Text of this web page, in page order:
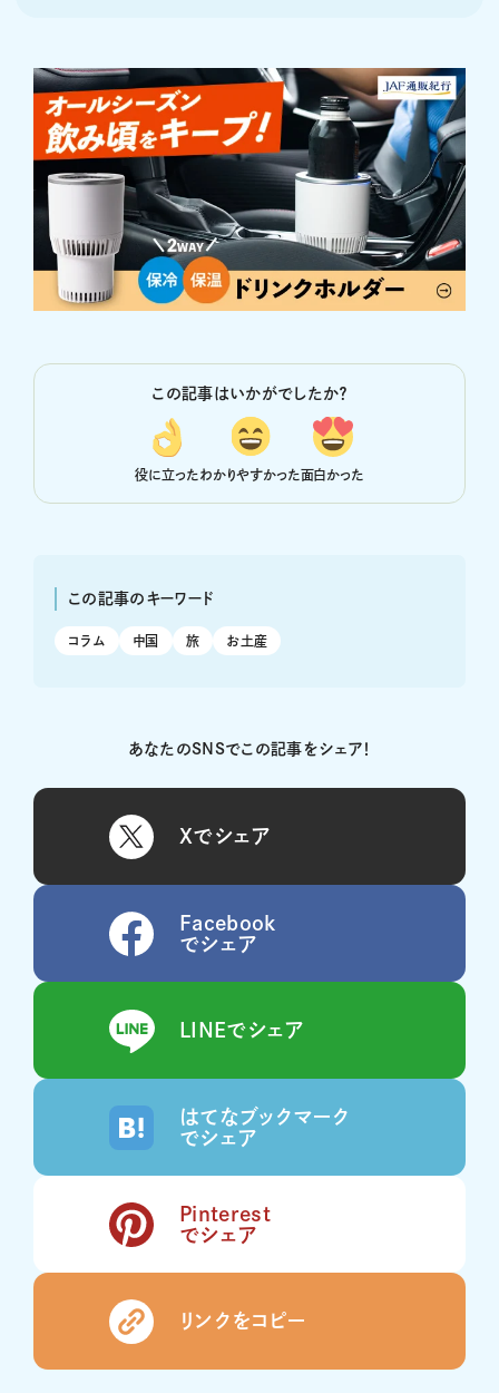
この記事はいかがでしたか？
役に立ったわかりやすかった面白かった
この記事のキーワード
コラム 中国 旅 お土産
あなたのSNSでこの記事をシェア！
Xでシェア
Facebook
でシェア
LINEでシェア
はてなブックマーク
でシェア
Pinterest
でシェア
リンクをコピー